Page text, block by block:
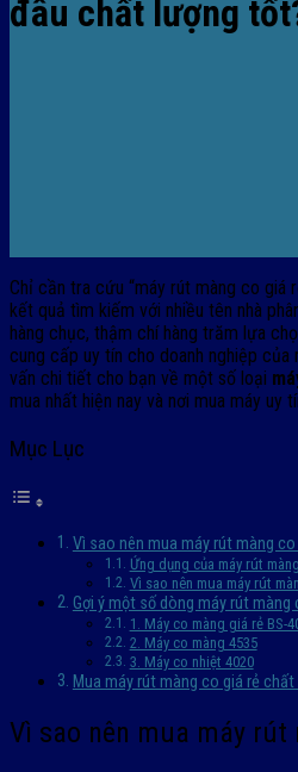
đâu chất lượng
Chỉ cần tra cứu “máy rút màng co giá
kết quả tìm kiếm với nhiều tên nhà
hàng chục, thậm chí hàng trăm lựa
cung cấp uy tín cho doanh nghiệp
vấn chi tiết cho bạn về một số loại
mua nhất hiện nay và nơi mua máy uy
Mục Lục
Vì sao nên mua máy rút màng co
Ứng dụng của máy rút
Vì sao nên mua máy rút
Gợi ý một số dòng máy rút màng
1. Máy co màng giá rẻ BS-
2. Máy co màng 4535
3. Máy co nhiệt 4020
Mua máy rút màng co giá rẻ
Vì sao nên mua máy rút